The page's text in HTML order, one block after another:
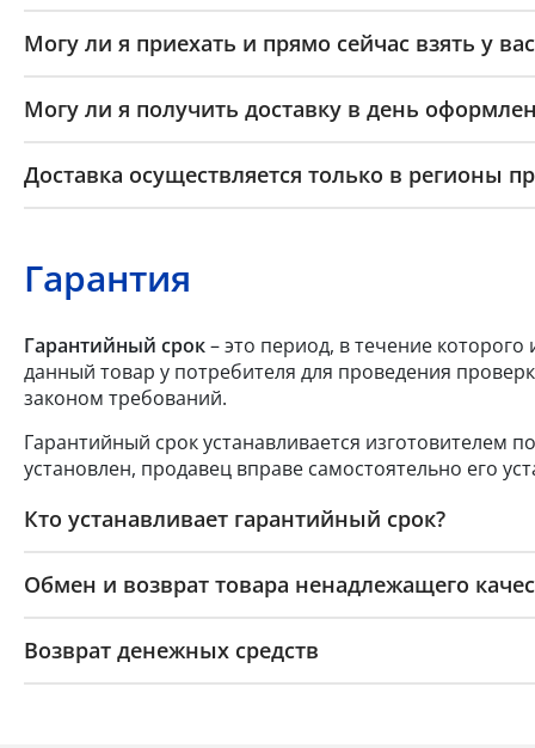
Могу ли я приехать и прямо сейчас взять у
Могу ли я получить доставку в день
Доставка осуществляется только в регионы
Гарантия
Гарантийный срок– это период, в течение которого
данный товар у потребителя для проведения
законом требований.
Гарантийный срок устанавливается изготовителем
установлен, продавец вправе самостоятельно его
Кто устанавливает гарантийный срок?
Обмен и возврат товара ненадлежащего
Возврат денежных средств